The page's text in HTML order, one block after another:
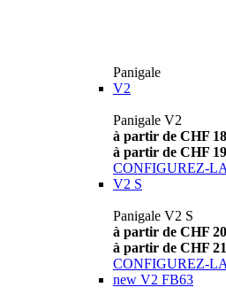
Panigale
V2
Panigale V2
à partir de CHF
à partir de CHF
CONFIGUREZ-LA
V2 S
Panigale V2 S
à partir de CHF
à partir de CHF
CONFIGUREZ-LA
new V2 FB63